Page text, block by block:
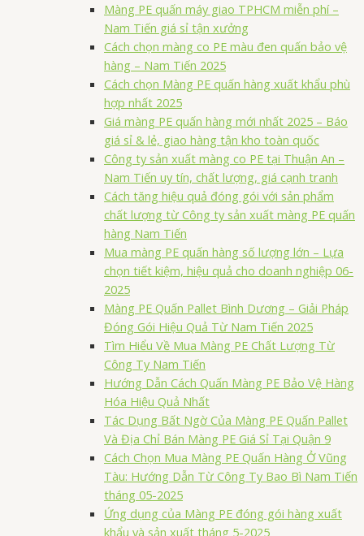
Màng PE quấn máy giao TPHCM miễn phí –
Nam Tiến giá sỉ tận xưởng
Cách chọn màng co PE màu đen quấn bảo vệ
hàng – Nam Tiến 2025
Cách chọn Màng PE quấn hàng xuất khẩu phù
hợp nhất 2025
Giá màng PE quấn hàng mới nhất 2025 – Báo
giá sỉ & lẻ, giao hàng tận kho toàn quốc
Công ty sản xuất màng co PE tại Thuận An –
Nam Tiến uy tín, chất lượng, giá cạnh tranh
Cách tăng hiệu quả đóng gói với sản phẩm
chất lượng từ Công ty sản xuất màng PE quấn
hàng Nam Tiến
Mua màng PE quấn hàng số lượng lớn – Lựa
chọn tiết kiệm, hiệu quả cho doanh nghiệp 06-
2025
Màng PE Quấn Pallet Bình Dương – Giải Pháp
Đóng Gói Hiệu Quả Từ Nam Tiến 2025
Tìm Hiểu Về Mua Màng PE Chất Lượng Từ
Công Ty Nam Tiến
Hướng Dẫn Cách Quấn Màng PE Bảo Vệ Hàng
Hóa Hiệu Quả Nhất
Tác Dụng Bất Ngờ Của Màng PE Quấn Pallet
Và Địa Chỉ Bán Màng PE Giá Sỉ Tại Quận 9
Cách Chọn Mua Màng PE Quấn Hàng Ở Vũng
Tàu: Hướng Dẫn Từ Công Ty Bao Bì Nam Tiến
tháng 05-2025
Ứng dụng của Màng PE đóng gói hàng xuất
khẩu và sản xuất tháng 5-2025